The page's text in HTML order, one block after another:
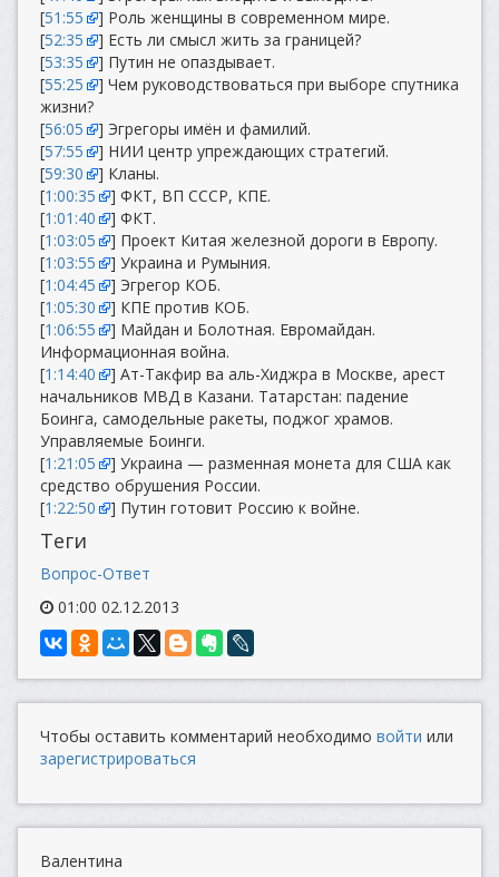
[51:55
] Роль женщины в современном мире.
[52:35
] Есть ли смысл жить за границей?
[53:35
] Путин не опаздывает.
[55:25
] Чем руководствоваться при выборе спутника
жизни?
[56:05
] Эгрегоры имён и фамилий.
[57:55
] НИИ центр упреждающих стратегий.
[59:30
] Кланы.
[1:00:35
] ФКТ, ВП СССР, КПЕ.
[1:01:40
] ФКТ.
[1:03:05
] Проект Китая железной дороги в Европу.
[1:03:55
] Украина и Румыния.
[1:04:45
] Эгрегор КОБ.
[1:05:30
] КПЕ против КОБ.
[1:06:55
] Майдан и Болотная. Евромайдан.
Информационная война.
[1:14:40
] Ат-Такфир ва аль-Хиджра в Москве, арест
начальников МВД в Казани. Татарстан: падение
Боинга, самодельные ракеты, поджог храмов.
Управляемые Боинги.
[1:21:05
] Украина — разменная монета для США как
средство обрушения России.
[1:22:50 ] Путин готовит Россию к войне.
Теги
Вопрос-Ответ
01:00 02.12.2013
Чтобы оставить комментарий необходимо войти или
зарегистрироваться
Валентина